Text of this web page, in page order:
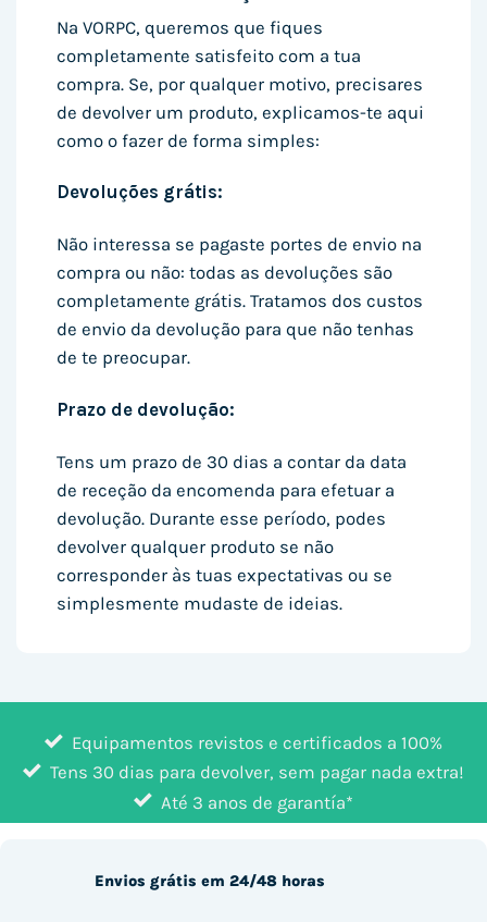
Na VORPC, queremos que fiques
completamente satisfeito com a tua
compra. Se, por qualquer motivo, precisares
de devolver um produto, explicamos-te aqui
como o fazer de forma simples:
Devoluções grátis:
Não interessa se pagaste portes de envio na
compra ou não: todas as devoluções são
completamente grátis. Tratamos dos custos
de envio da devolução para que não tenhas
de te preocupar.
Prazo de devolução:
Tens um prazo de 30 dias a contar da data
de receção da encomenda para efetuar a
devolução. Durante esse período, podes
devolver qualquer produto se não
corresponder às tuas expectativas ou se
simplesmente mudaste de ideias.
Equipamentos revistos e certificados a 100%
Tens 30 dias para devolver, sem pagar nada extra!
Até 3 anos de garantía*
Envios grátis em 24/48 horas